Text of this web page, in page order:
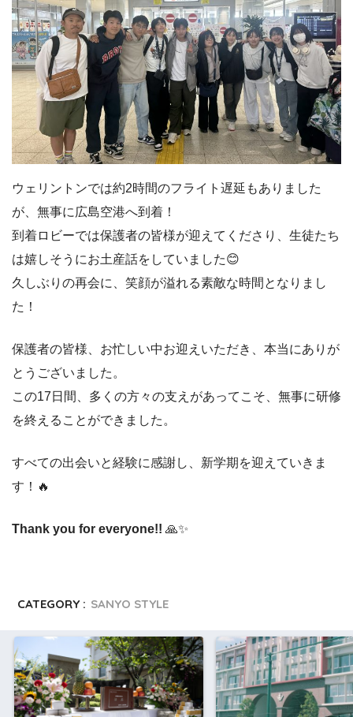
ウェリントンでは約2時間のフライト遅延もありました
が、無事に広島空港へ到着！
到着ロビーでは保護者の皆様が迎えてくださり、生徒たち
は嬉しそうにお土産話をしていました😊
久しぶりの再会に、笑顔が溢れる素敵な時間となりまし
た！
保護者の皆様、お忙しい中お迎えいただき、本当にありが
とうございました。
この17日間、多くの方々の支えがあってこそ、無事に研修
を終えることができました。
すべての出会いと経験に感謝し、新学期を迎えていきま
す！🔥
Thank you for everyone!! 🙏✨
CATEGORY : SANYO STYLE